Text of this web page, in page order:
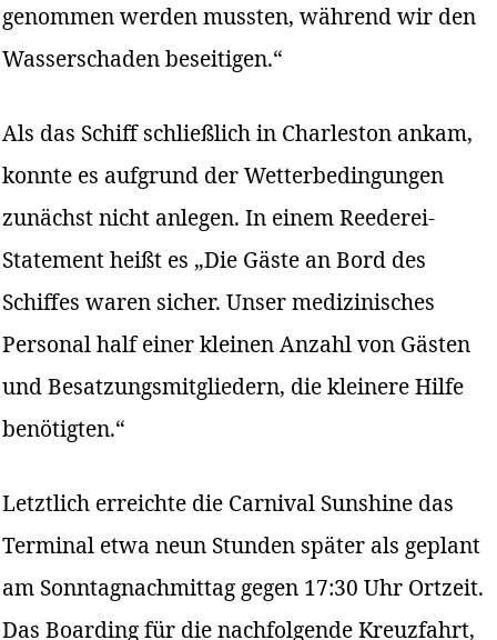
genommen werden mussten, während wir den
Wasserschaden beseitigen.“
Als das Schiff schließlich in Charleston ankam,
konnte es aufgrund der Wetterbedingungen
zunächst nicht anlegen. In einem Reederei-
Statement heißt es „Die Gäste an Bord des
Schiffes waren sicher. Unser medizinisches
Personal half einer kleinen Anzahl von Gästen
und Besatzungsmitgliedern, die kleinere Hilfe
benötigten.“
Letztlich erreichte die Carnival Sunshine das
Terminal etwa neun Stunden später als geplant
am Sonntagnachmittag gegen 17:30 Uhr Ortzeit.
Das Boarding für die nachfolgende Kreuzfahrt,